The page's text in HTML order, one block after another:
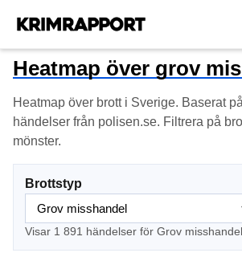
Heatmap över grov
Heatmap över brott i Sverige. Baserat
händelser från polisen.se. Filtrera på
mönster.
Brottstyp
Visar 1 891 händelser för Grov misshandel.